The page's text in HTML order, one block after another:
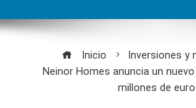
Inicio
Inversiones y
Neinor Homes anuncia un
millones de